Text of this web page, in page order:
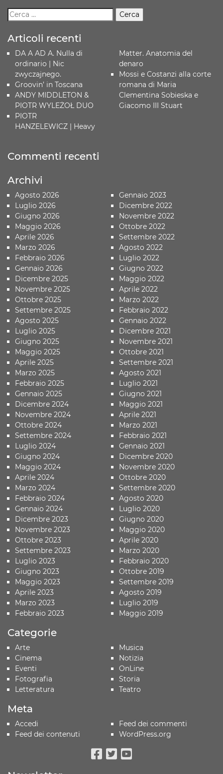
Articoli recenti
DA A AD A. Nulla di
ordinario | Nic
zwyczajnego.
Groovin’ in Toscana
ANDY MIDDLETON &
PIOTR WYLEŻOŁ DUO
PIOTR
HANZELEWICZ | Heavy
Matter. Anatomia del
denaro
Mossi e Costanzi alla corte
romana di Maria
Clementina Sobieska e
Giacomo III Stuart
Commenti recenti
Archivi
Agosto 2026
Luglio 2026
Giugno 2026
Maggio 2026
Aprile 2026
Marzo 2026
Febbraio 2026
Gennaio 2026
Dicembre 2025
Novembre 2025
Ottobre 2025
Settembre 2025
Agosto 2025
Luglio 2025
Giugno 2025
Maggio 2025
Aprile 2025
Marzo 2025
Febbraio 2025
Gennaio 2025
Dicembre 2024
Novembre 2024
Ottobre 2024
Settembre 2024
Luglio 2024
Giugno 2024
Maggio 2024
Aprile 2024
Marzo 2024
Febbraio 2024
Gennaio 2024
Dicembre 2023
Novembre 2023
Ottobre 2023
Settembre 2023
Luglio 2023
Giugno 2023
Maggio 2023
Aprile 2023
Marzo 2023
Febbraio 2023
Gennaio 2023
Dicembre 2022
Novembre 2022
Ottobre 2022
Settembre 2022
Agosto 2022
Luglio 2022
Giugno 2022
Maggio 2022
Aprile 2022
Marzo 2022
Febbraio 2022
Gennaio 2022
Dicembre 2021
Novembre 2021
Ottobre 2021
Settembre 2021
Agosto 2021
Luglio 2021
Giugno 2021
Maggio 2021
Aprile 2021
Marzo 2021
Febbraio 2021
Gennaio 2021
Dicembre 2020
Novembre 2020
Ottobre 2020
Settembre 2020
Agosto 2020
Luglio 2020
Giugno 2020
Maggio 2020
Aprile 2020
Marzo 2020
Febbraio 2020
Ottobre 2019
Settembre 2019
Agosto 2019
Luglio 2019
Maggio 2019
Categorie
Arte
Cinema
Eventi
Fotografia
Letteratura
Musica
Notizia
OnLine
Storia
Teatro
Meta
Accedi
Feed dei contenuti
Feed dei commenti
WordPress.org